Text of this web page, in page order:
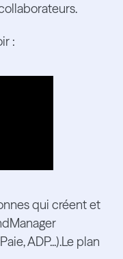
:
qui créent et
ADP...).Le plan